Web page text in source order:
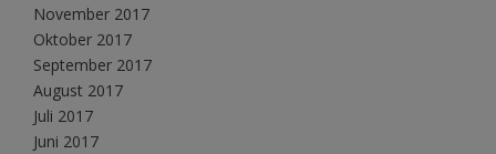
November 2017
Oktober 2017
September 2017
August 2017
Juli 2017
Juni 2017